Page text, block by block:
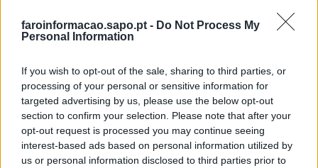
faroinformacao.sapo.pt - Do Not Process My
Personal Information
If you wish to opt-out of the sale, sharing to third parties, or
processing of your personal or sensitive information for
targeted advertising by us, please use the below opt-out
section to confirm your selection. Please note that after your
opt-out request is processed you may continue seeing
interest-based ads based on personal information utilized by
us or personal information disclosed to third parties prior to
7/08/2026